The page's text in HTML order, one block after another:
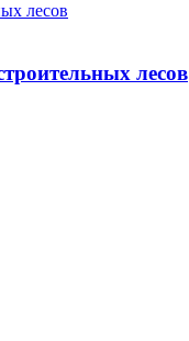
лесов
лесов